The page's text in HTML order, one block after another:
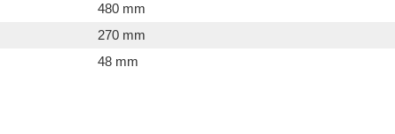
480 mm
270 mm
48 mm